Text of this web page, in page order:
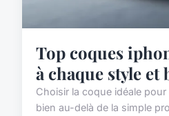
Top coques
à chaque style et
Choisir la coque idéale
bien au-delà de la simple